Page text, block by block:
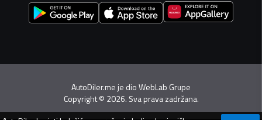
AutoDiler.me je dioWebLab Grupe
Copyright© 2026. Sva prava zadržana.